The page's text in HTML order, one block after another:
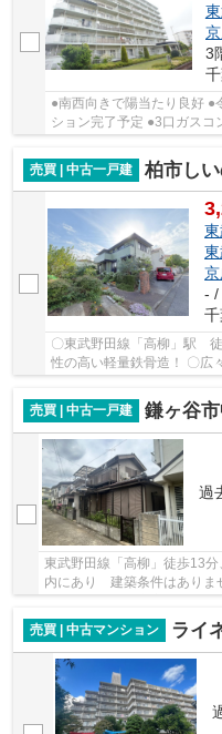
3
●南西向きで陽当たり良好 ●
ション完了予定 ●3口ガスコ
設備◎
売買 | 中古一戸建
柏市し
- /
〇東武野田線「高柳」駅
性の高い軽量鉄骨造！ 〇広
売買 | 中古一戸建
鎌ヶ谷
過
東武野田線「高柳」徒歩13
内にあり 建築条件はあり
売買 | 中古マンション
ライ